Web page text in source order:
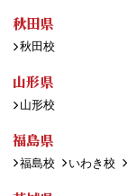
秋田県
秋田校
山形県
山形校
福島県
福島校 いわき校